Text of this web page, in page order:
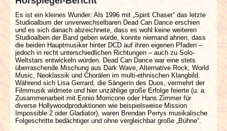
Es ist ein kleines Wunder: Als 1996 mit „Spirit Chaser“ das letzte
Studioalbum der unverwechselbaren Dead Can Dance erschien
und es sich danach abzeichnete, dass es wohl keine weiteren
Studioalben der Band geben würde, konnte niemand ahnen, dass
die beiden Hauptmusiker hinter DCD auf ihren eigenen Pfaden –
jedoch in recht unterschiedlichen Richtungen – auch zu Solo-
Weltstars entwickeln würden. Dead Can Dance war eine stets
überraschende Mischung aus Dark Wave, Alternative Rock, World
Music, Neoklassik und Chorälen im multi-ethnischen Klangbild.
Während sich Lisa Gerrard, die Sängerin des Duos, vermehrt der
Filmmusik widmete und hier unzählige große Erfolge feierte (u. a.
Zusammenarbeit mit Ennio Morricone oder Hans Zimmer für
diverse Hollywoodproduktionen wie beispielsweise Mission
Impossible 2 oder Gladiator), waren Brendan Perrys musikalische
Folgeschritte bedächtiger und ohne vergleichbar große „Bühne“.